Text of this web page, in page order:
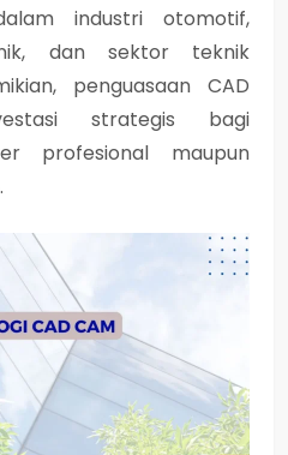
industri otomotif,
dan sektor teknik
penguasaan CAD
strategis bagi
profesional maupun